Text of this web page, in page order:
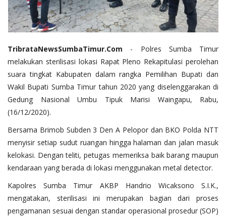
TribrataNewsSumbaTimur.Com - Polres Sumba Timur
melakukan sterilisasi lokasi Rapat Pleno Rekapitulasi perolehan
suara tingkat Kabupaten dalam rangka Pemilihan Bupati dan
Wakil Bupati Sumba Timur tahun 2020 yang diselenggarakan di
Gedung Nasional Umbu Tipuk Marisi Waingapu, Rabu,
(16/12/2020).
Bersama Brimob Subden 3 Den A Pelopor dan BKO Polda NTT
menyisir setiap sudut ruangan hingga halaman dan jalan masuk
kelokasi. Dengan teliti, petugas memeriksa baik barang maupun
kendaraan yang berada di lokasi menggunakan metal detector.
Kapolres Sumba Timur AKBP Handrio Wicaksono S.I.K.,
mengatakan, sterilisasi ini merupakan bagian dari proses
pengamanan sesuai dengan standar operasional prosedur (SOP)